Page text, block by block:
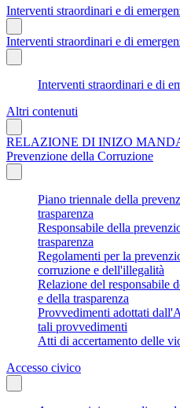
Interventi straordinari e di
Interventi straordinari e di
Interventi straordinari e di
Altri contenuti
RELAZIONE DI INIZO
Prevenzione della Corruzione
Piano triennale della
trasparenza
Responsabile della
trasparenza
Regolamenti per la
corruzione e dell'illegalità
Relazione del responsabile
e della trasparenza
Provvedimenti adottati
tali provvedimenti
Atti di accertamento delle
Accesso civico